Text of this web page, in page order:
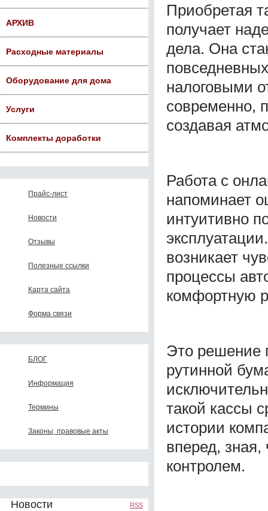
АРХИВ
Расходные материалы
Оборудование для дома
Услуги
Комплекты доработки
Прайс-лист
Новости
Отзывы
Полезные ссылки
Карта сайта
Форма связи
БЛОГ
Информация
Термины
Законы, правовые акты
Новости RSS
Приобретая
получает
дела. Она
налоговыми
современно,
создавая
Работа с
напоминает
интуитивно
возникает
процессы
комфортную
Это решение
рутинной
такой кассы
истории
вперед, зная,
контролем.